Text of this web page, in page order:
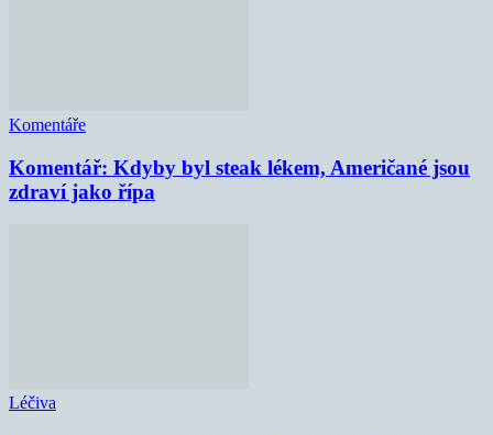
Komentáře
Komentář: Kdyby byl steak lékem, Američané jsou
zdraví jako řípa
Léčiva